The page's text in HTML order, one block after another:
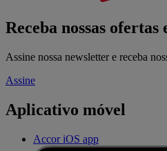
Receba nossas ofertas
Assine nossa newsletter e receba
Assine
Aplicativo móvel
Accor iOS app